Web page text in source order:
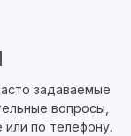
задаваемые
вопросы,
или по телефону.